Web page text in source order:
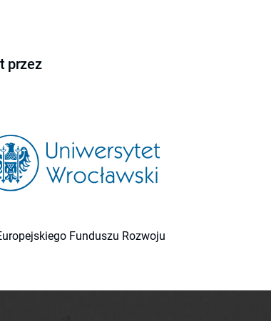
przez
Funduszu Rozwoju